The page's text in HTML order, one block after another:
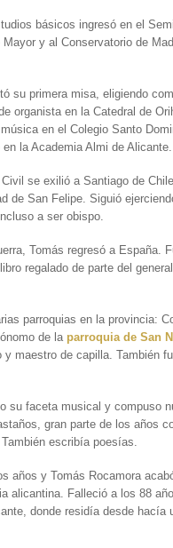
básicos ingresó en el
Mayor y al Conservatorio de
su primera misa, eligiendo
organista en la Catedral de
en el Colegio Santo
en la Academia Almi de Alicante.
Civil se exilió a Santiago de
de San Felipe. Siguió
a ser obispo.
Tomás regresó a España.
regalado de parte del
parroquias en la provincia:
de la parroquia de San
y maestro de capilla. También
su faceta musical y compuso
gran parte de los años
escribía poesías.
años y Tomás Rocamora
alicantina. Falleció a los 88
donde residía desde hacía